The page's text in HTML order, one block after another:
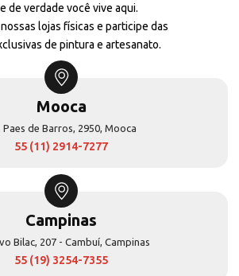
de verdade você vive aqui.
lojas físicas e participe das
de pintura e artesanato.
Mooca
Paes de Barros, 2950, Mooca
55 (11) 2914-7277
Campinas
Bilac, 207 - Cambuí, Campinas
55 (19) 3254-7355